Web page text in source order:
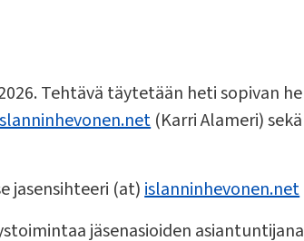
Tehtävä täytetään heti sopivan
(Karri Alameri)
jasensihteeri (at)islanninhevonen.net
jäsenasioiden